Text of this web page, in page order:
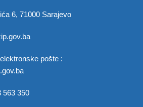
6, 71000 Sarajevo
pošte :
563 350